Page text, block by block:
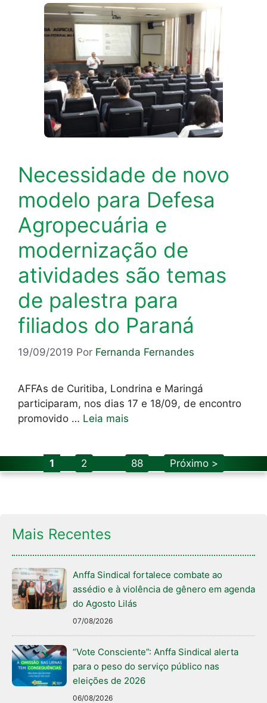
Necessidade de novo
modelo para Defesa
Agropecuária e
modernização de
atividades são temas
de palestra para
filiados do Paraná
19/09/2019 Por Fernanda Fernandes
AFFAs de Curitiba, Londrina e Maringá
participaram, nos dias 17 e 18/09, de encontro
promovido … Leia mais
Page
1 Page
2 Page
88 Próximo >
Mais Recentes
Anffa Sindical fortalece combate ao
assédio e à violência de gênero em agenda
do Agosto Lilás
07/08/2026
“Vote Consciente”: Anffa Sindical alerta
para o peso do serviço público nas
eleições de 2026
06/08/2026